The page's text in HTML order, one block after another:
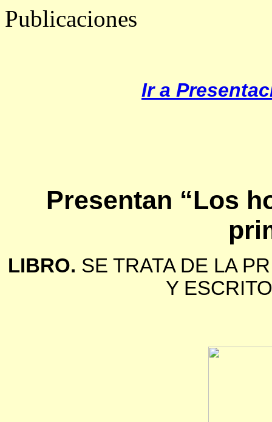
Publicaciones
Ir a
Presentan “Los
LIBRO. SE TRATA DE LA
Y